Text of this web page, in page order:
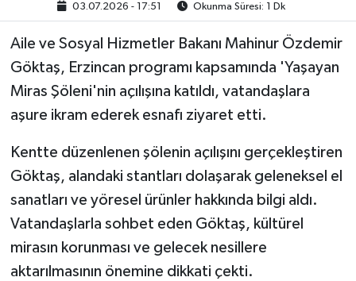
03.07.2026 - 17:51 Okunma Süresi: 1 Dk
Aile ve Sosyal Hizmetler Bakanı Mahinur Özdemir
Göktaş, Erzincan programı kapsamında 'Yaşayan
Miras Şöleni'nin açılışına katıldı, vatandaşlara
aşure ikram ederek esnafı ziyaret etti.
Kentte düzenlenen şölenin açılışını gerçekleştiren
Göktaş, alandaki stantları dolaşarak geleneksel el
sanatları ve yöresel ürünler hakkında bilgi aldı.
Vatandaşlarla sohbet eden Göktaş, kültürel
mirasın korunması ve gelecek nesillere
aktarılmasının önemine dikkati çekti.